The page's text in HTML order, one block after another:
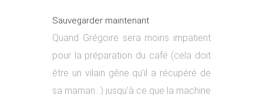
Sauvegarder maintenant
Quand Grégoire sera moins impatient
pour la préparation du café (cela doit
être un vilain gêne qu’il a récupéré de
sa maman…) jusqu’à ce que la machine